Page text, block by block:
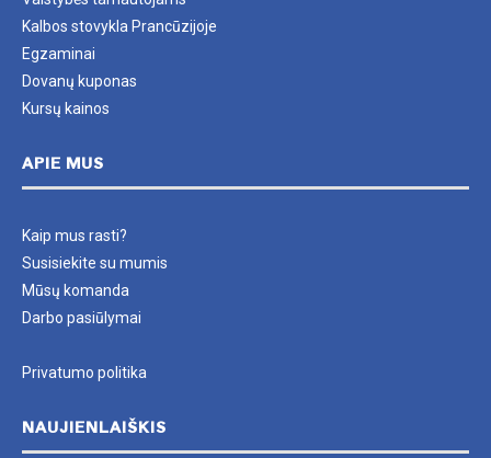
Kalbos stovykla Prancūzijoje
Egzaminai
Dovanų kuponas
Kursų kainos
APIE MUS
Kaip mus rasti?
Susisiekite su mumis
Mūsų komanda
Darbo pasiūlymai
Privatumo politika
NAUJIENLAIŠKIS